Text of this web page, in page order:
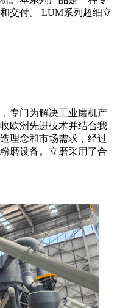
交付。 LUM系列超细立
专门为解决工业磨机产
欧洲先进技术并结合我
理念和市场需求，经过
磨设备。立磨采用了合